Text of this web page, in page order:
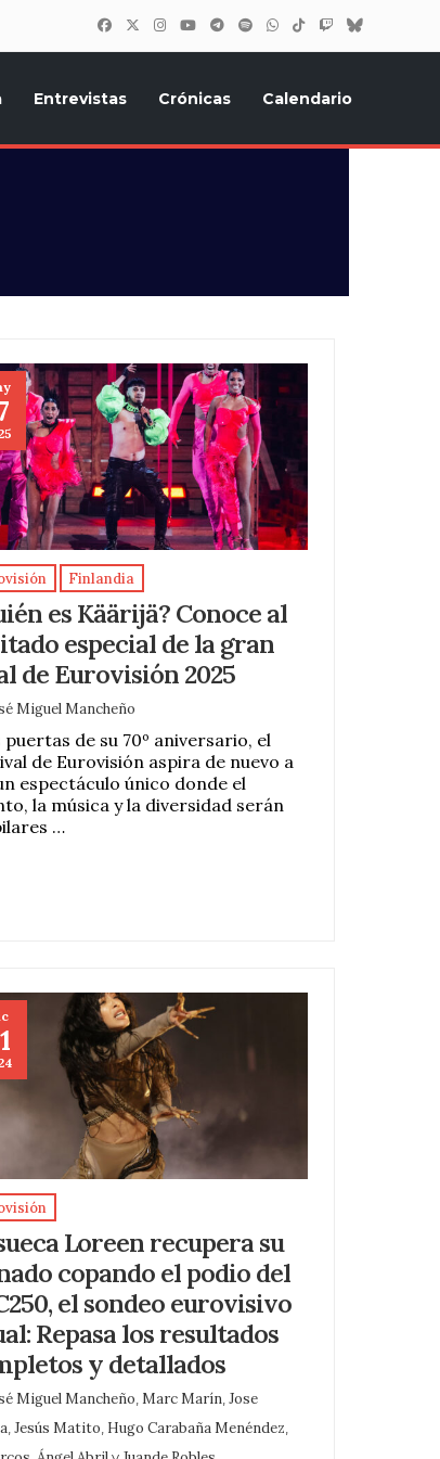
Entrevistas Crónicas Calendario
Finlandia
es Käärijä? Conoce al
especial de la gran
de Eurovisión 2025
Miguel Mancheño
puertas de su 70º aniversario, el
de Eurovisión aspira de nuevo a
espectáculo único donde el
la música y la diversidad serán
…
Loreen recupera su
copando el podio del
el sondeo eurovisivo
Repasa los resultados
y detallados
Miguel Mancheño Marc Marín Jose
Jesús Matito Hugo Carabaña Menéndez